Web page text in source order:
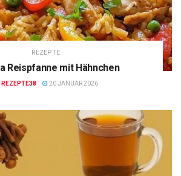
REZEPTE
Reispfanne mit Hähnchen
REZEPTE38 20 JANUAR 2026